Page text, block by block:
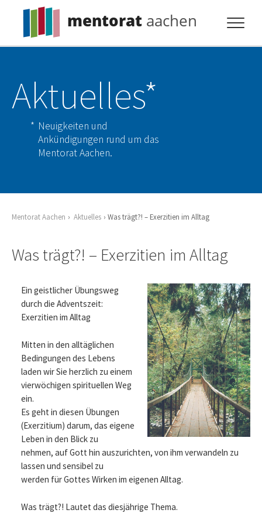
mentorat aachen
Pflicht
Extras
Aktuelles
Kontakt
Aktuelles*
Neuigkeiten und
Ankündigungen rund um das
Mentorat Aachen.
Mentorat Aachen Aktuelles Was trägt?! – Exerzitien im Alltag
Was trägt?! – Exerzitien im Alltag
Ein geistlicher Übungsweg
durch die Adventszeit:
Exerzitien im Alltag
Mitten in den alltäglichen
Bedingungen des Lebens
laden wir Sie herzlich zu einem
vierwöchigen spirituellen Weg
ein.
Es geht in diesen Übungen
(Exerzitium) darum, das eigene
Leben in den Blick zu
nehmen, auf Gott hin auszurichten, von ihm verwandeln zu
lassen und sensibel zu
werden für Gottes Wirken im eigenen Alltag.
Was trägt?! Lautet das diesjährige Thema.